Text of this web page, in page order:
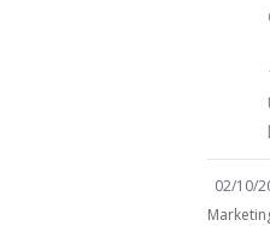
02/10/